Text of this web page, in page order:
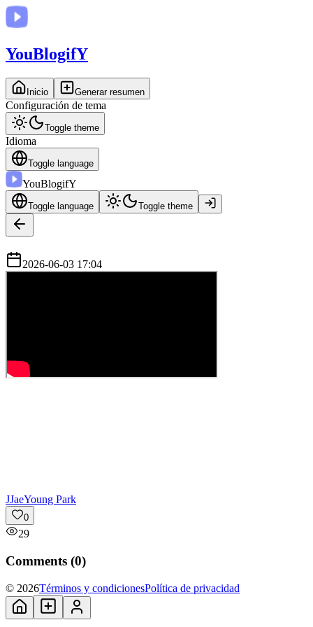
YouBlogifY
Inicio Generar resumen
Configuración de tema
Toggle theme
Idioma
Toggle language
YouBlogifY
Toggle language Toggle theme
2026-06-03 17:04
JJaeYoung Park
0
29
Comments (0)
© 2026Términos y condicionesPolítica de privacidad